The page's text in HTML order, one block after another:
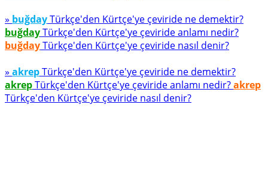
» buğdayTürkçe'den Kürtçe'ye çeviride ne demektir?
buğdayTürkçe'den Kürtçe'ye çeviride anlamı nedir?
buğdayTürkçe'den Kürtçe'ye çeviride nasıl denir?
» akrepTürkçe'den Kürtçe'ye çeviride ne demektir?
akrepTürkçe'den Kürtçe'ye çeviride anlamı nedir?akrep
Türkçe'den Kürtçe'ye çeviride nasıl denir?